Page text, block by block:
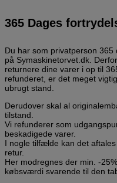
365 Dages
Du har som privatperson
på Symaskinetorvet.dk.
returnere dine varer i op til
refunderet, er det meget
ubrugt stand.
Derudover skal al
tilstand.
Vi refunderer som
beskadigede varer.
I nogle tilfælde kan det
retur.
Her modregnes der min. -
købsværdi svarende til den